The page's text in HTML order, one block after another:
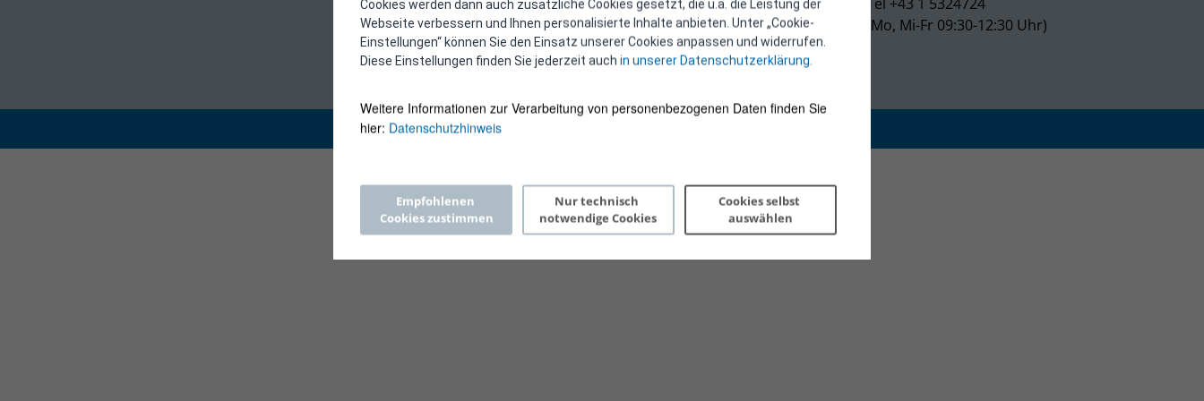
Cookies werden dann auch zusätzliche Cookies gesetzt, die u.a. die Leistung der
Webseite verbessern und Ihnen personalisierte Inhalte anbieten. Unter „Cookie-
Einstellungen“ können Sie den Einsatz unserer Cookies anpassen und widerrufen.
Diese Einstellungen finden Sie jederzeit auch in unserer Datenschutzerklärung.
Weitere Informationen zur Verarbeitung von personenbezogenen Daten finden Sie
hier: Datenschutzhinweis
Empfohlenen
Cookies zustimmen
Nur technisch
notwendige Cookies
Cookies selbst
auswählen
(Mo, Mi-Fr 09:30-12:30 Uhr)